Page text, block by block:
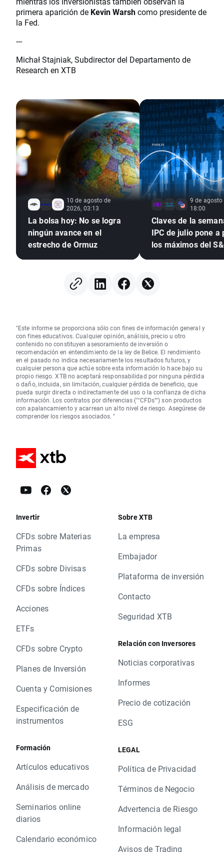
primera aparición de Kevin Warshcomo presidente de
la Fed.
---
Michał Stajniak, Subdirector del Departamento de
Research en XTB
10 de agosto de
2026, 03:13
La bolsa hoy: No se logra
ningún avance en el
estrecho de Ormuz
9 de agosto
18:00
Claves de la
IPC de julio pone a
los máximos del
"Este informe se proporciona sólo con fines de información general y
con fines educativos. Cualquier opinión, análisis, precio u otro
contenido no constituyen asesoramiento de inversión o
recomendación en entendimiento de la ley de Belice. El rendimiento
en el pasado no indica necesariamente los resultados futuros, y
cualquier persona que actúe sobre esta información lo hace bajo su
propio riesgo. XTB no aceptará responsabilidad por ninguna pérdida
o daño, incluida, sin limitación, cualquier pérdida de beneficio, que
pueda surgir directa o indirectamente del uso o la confianza de dicha
información. Los contratos por diferencias (""CFDs"") son productos
con apalancamiento y acarrean un alto nivel de riesgo. Asegúrese de
comprender los riesgos asociados. "
Invertir
CFDs sobre Materias
Primas
CFDs sobre Divisas
CFDs sobre Índices
Acciones
ETFs
CFDs sobre Crypto
Planes de Inversión
Cuenta y Comisiones
Especificación de
instrumentos
Formación
Artículos educativos
Análisis de mercado
Seminarios online
diarios
Calendario económico
Sobre XTB
La empresa
Embajador
Plataforma de inversión
Contacto
Seguridad XTB
Relación con Inversores
Noticias corporativas
Informes
Precio de cotización
ESG
LEGAL
Política de Privacidad
Términos de Negocio
Advertencia de Riesgo
Información legal
Avisos de Trading